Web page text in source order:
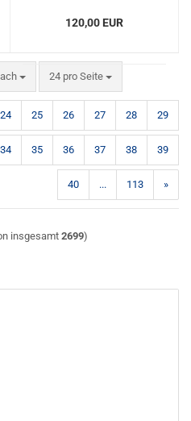
120,00 EUR
24 pro Seite
pro Seite
24 25 26 27 28 29
34 35 36 37 38 39
40 ... 113 »
insgesamt2699)